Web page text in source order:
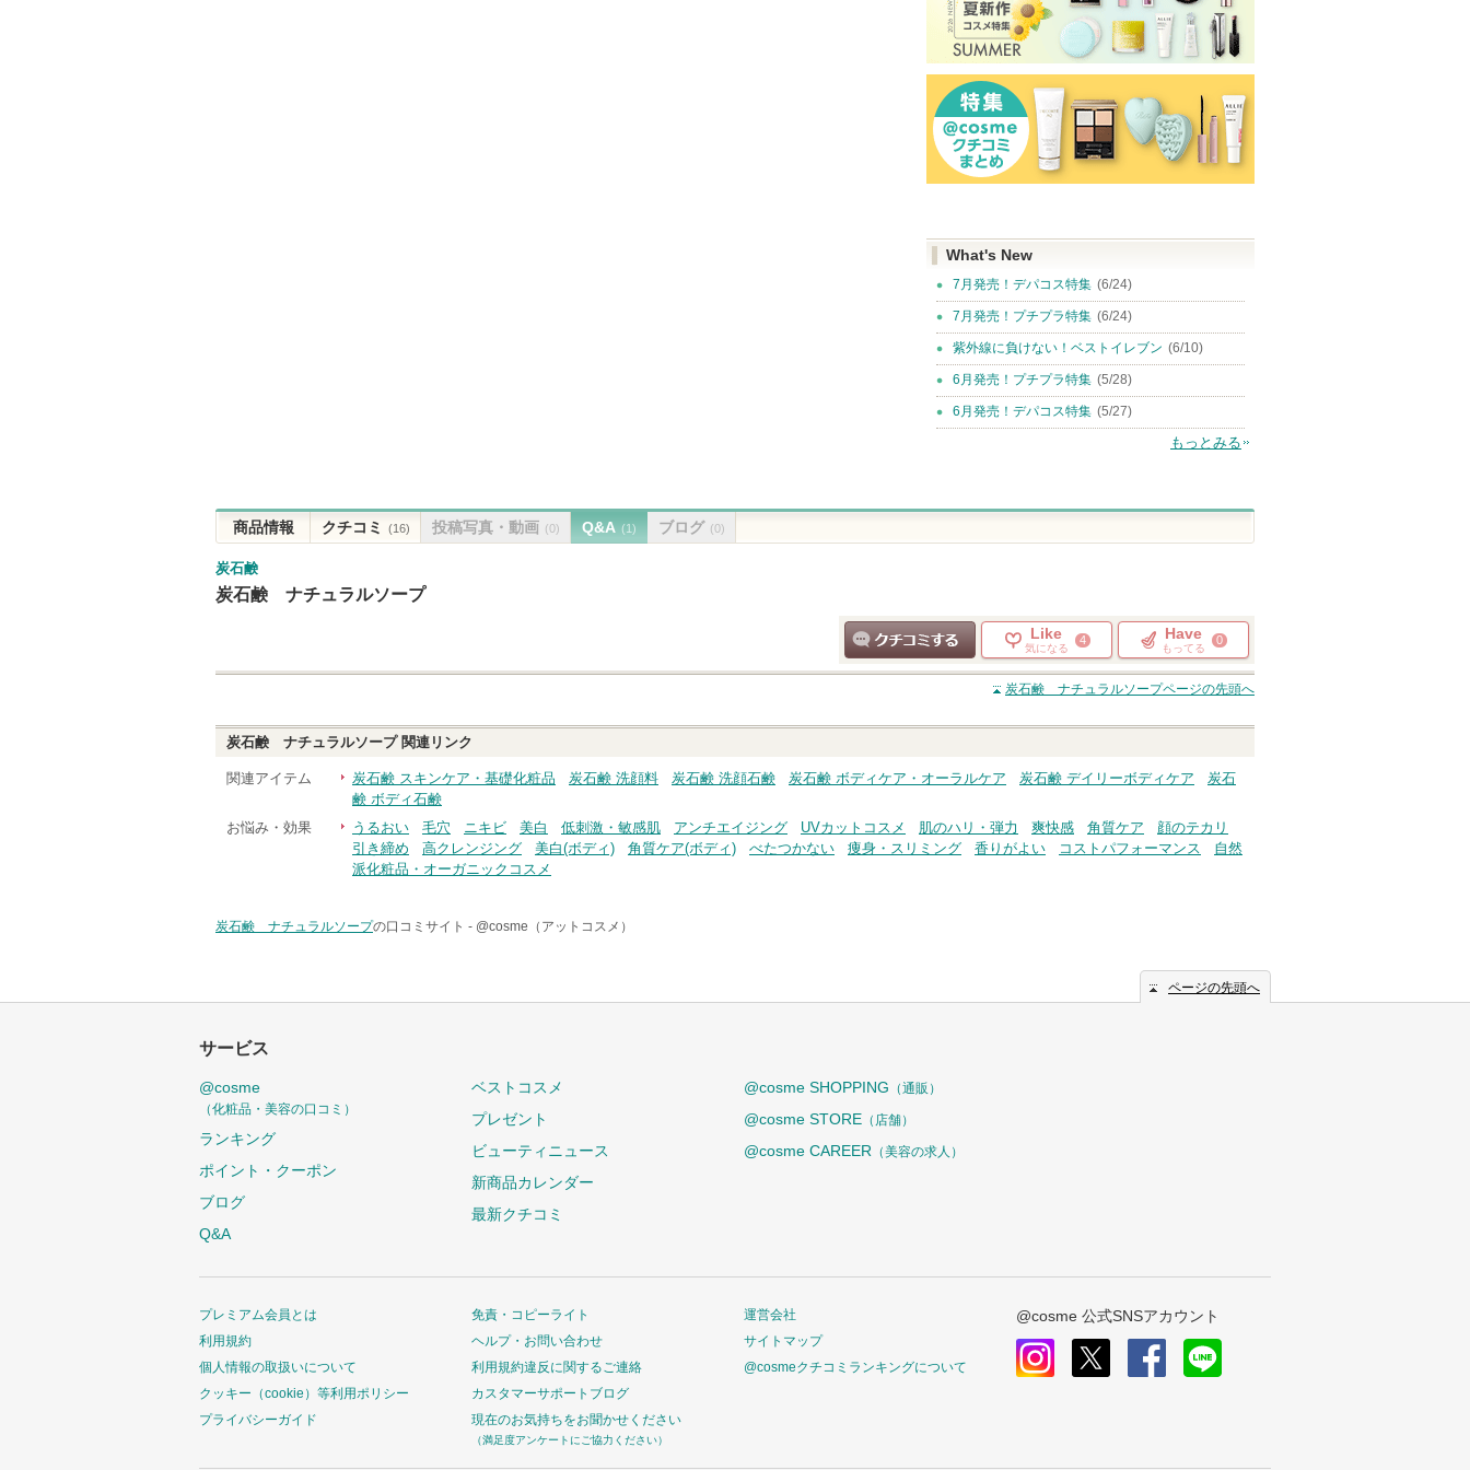
What's New
7月発売！デパコス特集 (6/24)
7月発売！プチプラ特集 (6/24)
紫外線に負けない！ベストイレブン (6/10)
6月発売！プチプラ特集 (5/28)
6月発売！デパコス特集 (5/27)
もっとみる
商品情報 クチコミ (16) 投稿写真・動画 (0) Q&A (1) ブログ (0)
炭石鹸
炭石鹸 ナチュラルソープ
クチコミする
Like
気になる
4 Have
もってる
0
炭石鹸 ナチュラルソープページの先頭へ
炭石鹸 ナチュラルソープ関連リンク
関連アイテム 炭石鹸 スキンケア・基礎化粧品 炭石鹸 洗顔料 炭石鹸 洗顔石鹸 炭石鹸 ボディケア・オーラルケア 炭石鹸 デイリーボディケア
炭石
鹸 ボディ石鹸
お悩み・効果
うるおい 毛穴 ニキビ 美白 低刺激・敏感肌 アンチエイジング UVカットコスメ 肌のハリ・弾力 爽快感 角質ケア
顔のテカリ
引き締め
高クレンジング 美白(ボディ) 角質ケア(ボディ) べたつかない 痩身・スリミング 香りがよい コストパフォーマンス
自然
派化粧品・オーガニックコスメ
炭石鹸 ナチュラルソープの口コミサイト - @cosme（アットコスメ）
ページの先頭へ
サービス
@cosme
（化粧品・美容の口コミ）
ランキング
ポイント・クーポン
ブログ
Q&A
ベストコスメ
プレゼント
ビューティニュース
新商品カレンダー
最新クチコミ
@cosme SHOPPING （通販）
@cosme STORE （店舗）
@cosme CAREER （美容の求人）
プレミアム会員とは
利用規約
個人情報の取扱いについて
クッキー（cookie）等利用ポリシー
プライバシーガイド
免責・コピーライト
ヘルプ・お問い合わせ
利用規約違反に関するご連絡
カスタマーサポートブログ
現在のお気持ちをお聞かせください
（満足度アンケートにご協力ください）
運営会社
サイトマップ
@cosmeクチコミランキングについて
@cosme 公式SNSアカウント